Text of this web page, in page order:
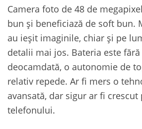
Camera foto de 48 de
bun și beneficiază de soft bun.
au ieșit imaginile, chiar și pe
detalii mai jos. Bateria este fără
deocamdată, o autonomie de
relativ repede. Ar fi mers o
avansată, dar sigur ar fi crescut
telefonului.